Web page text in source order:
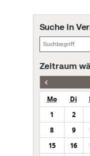
Suche in
Zeitraum
Mo Di
1
2
8
9
15
16